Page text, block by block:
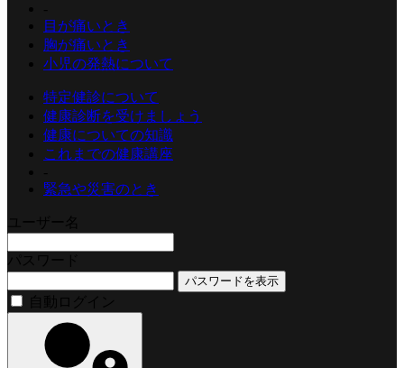
目が痛いとき
胸が痛いとき
小児の発熱について
特定健診について
健康診断を受けましょう
健康についての知識
これまでの健康講座
緊急や災害のとき
パスワードを表示